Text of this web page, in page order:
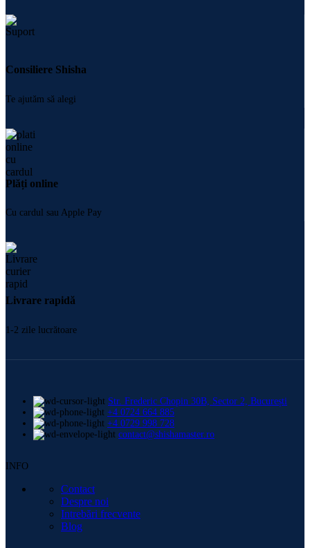
Consiliere Shisha
Te ajutăm să alegi
Plăți online
Cu cardul sau Apple Pay
Livrare rapidă
1-2 zile lucrătoare
Str. Frederic Chopin 30B, Sector 2, București
+4 0724 664 885
+4 0729 998 728
contact@shishamaster.ro
INFO
Contact
Despre noi
Intrebări frecvente
Blog